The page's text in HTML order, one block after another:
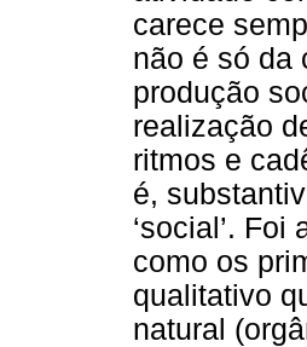
carece
não é só da
produção
realização
ritmos e
é,
‘social’.
como os
qualitativo
natural